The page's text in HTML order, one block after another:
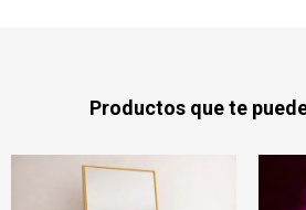
Productos que te